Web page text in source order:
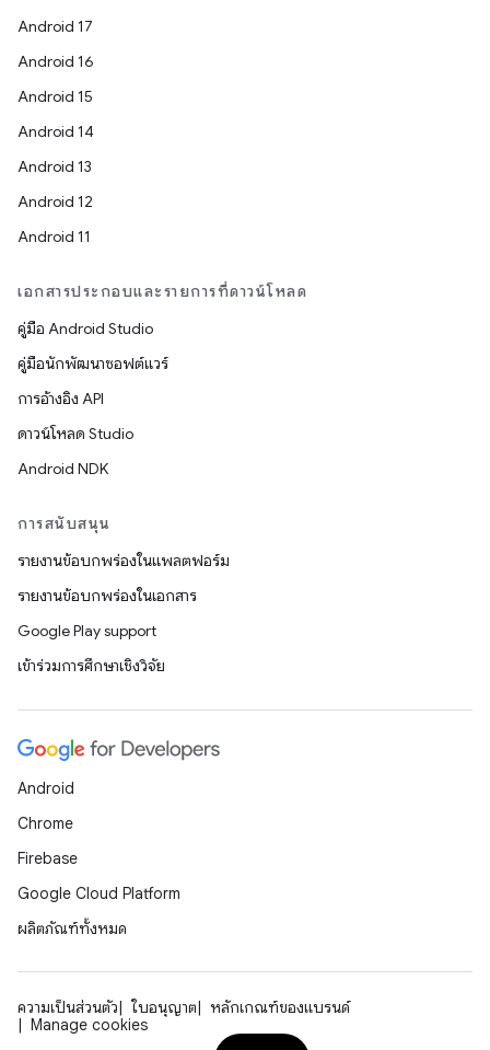
Android 17
Android 16
Android 15
Android 14
Android 13
Android 12
Android 11
เอกสารประกอบและรายการที่ดาวน์โหลด
คู่มือ Android Studio
คู่มือนักพัฒนาซอฟต์แวร์
การอ้างอิง API
ดาวน์โหลด Studio
Android NDK
การสนับสนุน
รายงานข้อบกพร่องในแพลตฟอร์ม
รายงานข้อบกพร่องในเอกสาร
Google Play support
เข้าร่วมการศึกษาเชิงวิจัย
Android
Chrome
Firebase
Google Cloud Platform
ผลิตภัณฑ์ทั้งหมด
ความเป็นส่วนตัว ใบอนุญาต
หลักเกณฑ์ของแบรนด์
Manage cookies